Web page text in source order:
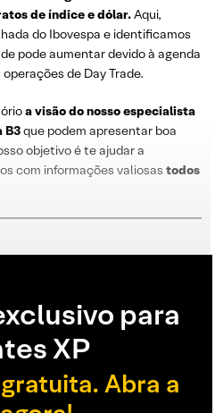
de índice e dólar.Aqui,
do Ibovespa e identificamos
pode aumentar devido à agenda
de Day Trade.
a visão do nosso especialista
B3que podem apresentar boa
objetivo é te ajudar a
com informações valiosas todos
para
XP
Abra a